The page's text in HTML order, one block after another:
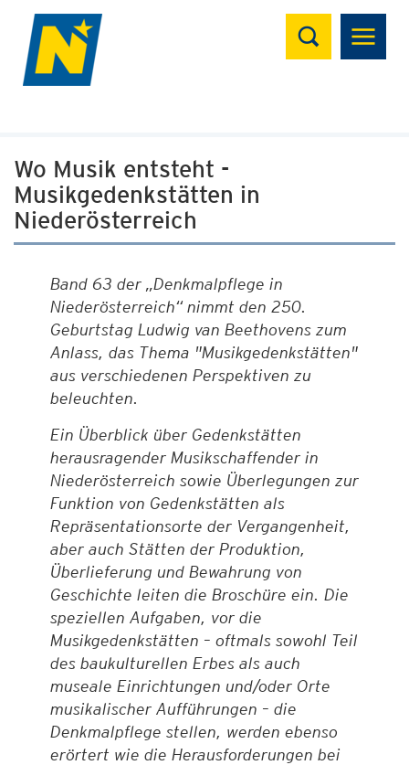
Suchen
Wo Musik entsteht -
Musikgedenkstätten in
Niederösterreich
Band 63 der „Denkmalpflege in
Niederösterreich“ nimmt den 250.
Geburtstag Ludwig van Beethovens zum
Anlass, das Thema "Musikgedenkstätten"
aus verschiedenen Perspektiven zu
beleuchten.
Ein Überblick über Gedenkstätten
herausragender Musikschaffender in
Niederösterreich sowie Überlegungen zur
Funktion von Gedenkstätten als
Repräsentationsorte der Vergangenheit,
aber auch Stätten der Produktion,
Überlieferung und Bewahrung von
Geschichte leiten die Broschüre ein. Die
speziellen Aufgaben, vor die
Musikgedenkstätten – oftmals sowohl Teil
des baukulturellen Erbes als auch
museale Einrichtungen und/oder Orte
musikalischer Aufführungen – die
Denkmalpflege stellen, werden ebenso
erörtert wie die Herausforderungen bei